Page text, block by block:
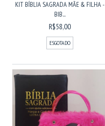
KIT BÍBLIA SAGRADA MÃE & FILHA -
BIB...
R$58,00
ESGOTADO